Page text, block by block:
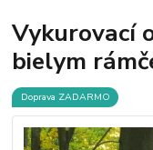
Vykurovací
bielym
Doprava ZADARMO